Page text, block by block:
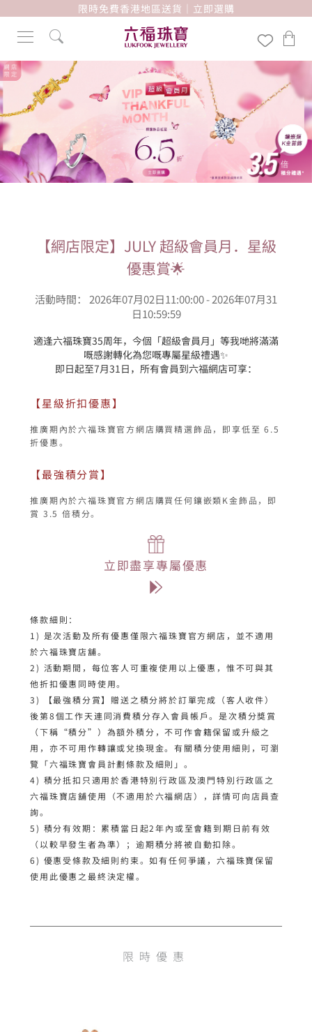
限時免費香港地區送貨｜立即選購
【網店限定】JULY 超級會員月．星級
優惠賞🌟
活動時間： 2026年07月02日11:00:00 - 2026年07月31
日10:59:59
適逢六福珠寶35周年，今個「超級會員月」等我哋將滿滿
嘅感謝轉化為您嘅專屬星級禮遇✨
即日起至7月31日，所有會員到六福網店可享：
【星級折扣優惠】
推廣期內於六福珠寶官方網店購買精選飾品，即享低至 6.5
折優惠。
【最強積分賞】
推廣期內於六福珠寶官方網店購買任何鑲嵌類K金飾品，即
賞 3.5 倍積分。
立即盡享專屬優惠
條款細則：
1) 是次活動及所有優惠僅限六福珠寶官方網店，並不適用
於六福珠寶店舖。
2) 活動期間，每位客人可重複使用以上優惠，惟不可與其
他折扣優惠同時使用。
3) 【最強積分賞】贈送之積分將於訂單完成（客人收件）
後第8個工作天連同消費積分存入會員帳戶。是次積分獎賞
（下稱“積分”）為額外積分，不可作會籍保留或升級之
用，亦不可用作轉讓或兌換現金。有關積分使用細則，可瀏
覽 「六福珠寶會員計劃條款及細則」 。
4) 積分抵扣只適用於香港特別行政區及澳門特別行政區之
六福珠寶店舖使用（不適用於六福網店），詳情可向店員查
詢。
5) 積分有效期：累積當日起2年內或至會籍到期日前有效
（以較早發生者為準）；逾期積分將被自動扣除。
6) 優惠受條款及細則約束。如有任何爭議，六福珠寶保留
使用此優惠之最終決定權。
限時優惠